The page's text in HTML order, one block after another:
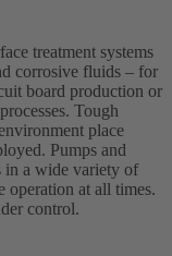
treatment systems
corrosive fluids – for
board production or
Tough
place
Pumps and
in a wide variety of
operation at all times.
control.